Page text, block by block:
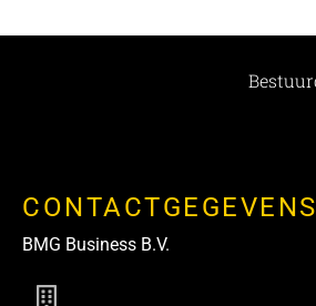
CONTACTGEGEVENS
BMG Business B.V.